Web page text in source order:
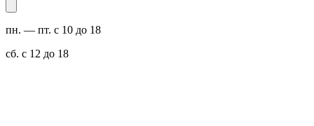
пн. — пт. с 10 до 18
сб. с 12 до 18